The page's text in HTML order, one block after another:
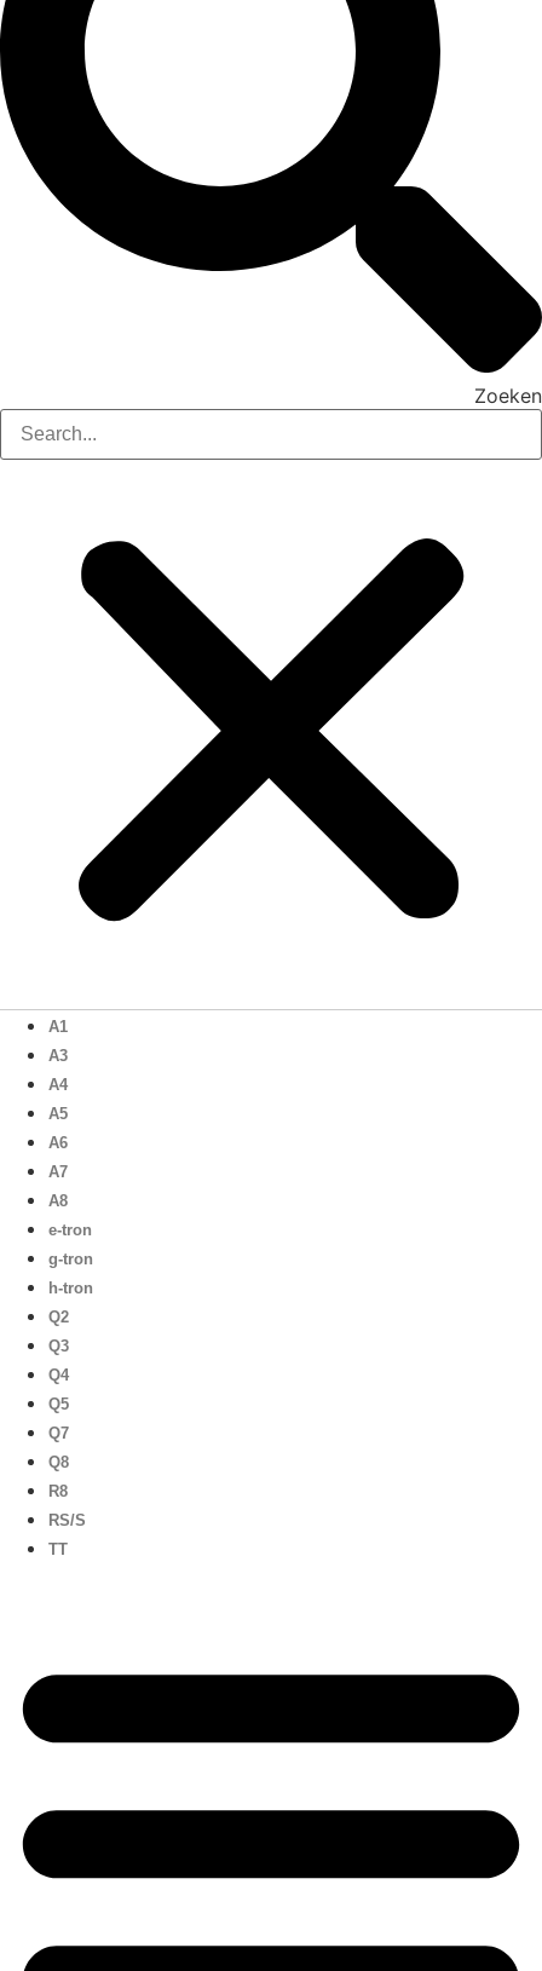
Zoeken
A1
A3
A4
A5
A6
A7
A8
e-tron
g-tron
h-tron
Q2
Q3
Q4
Q5
Q7
Q8
R8
RS/S
TT